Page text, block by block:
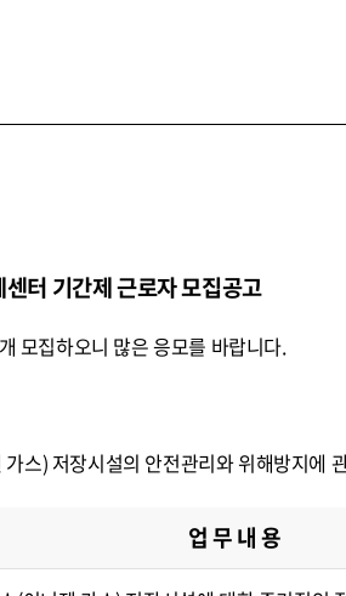
터 기간제 근로자 모집공고
모집하오니 많은 응모를 바랍니다.
스) 저장시설의 안전관리와 위해방지에
업 무 내 용